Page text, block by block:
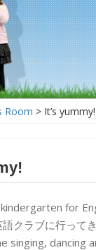
Room > It’s yummy!
for
クラブに行ってき
singing, dancing